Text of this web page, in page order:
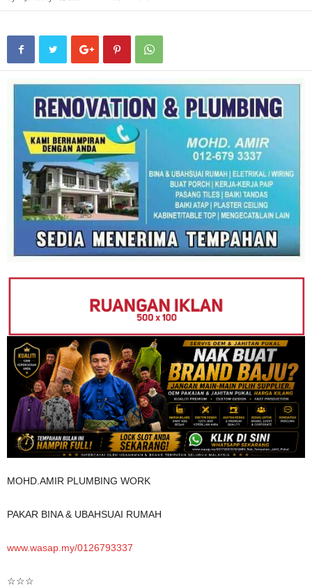
MOHD.AMIR PLUMBING WORK
PAKAR BINA & UBAHSUAI RUMAH
www.wasap.my/0126793337
☆☆☆